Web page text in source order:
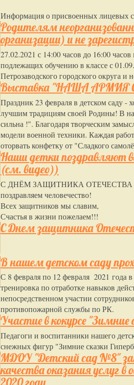
Информация о присвоенных лицевых
Родителям
организации) и не
27.02.2021 с 14:00 часов до 16:00
подлежащих обучению в классе с
Петрозаводского городского округа и
Выставка "НАША АРМИЯ
Праздник 23 февраля в детском саду -
лучшим традициям своей Родины! В
сильна !". Благодаря творческим
модели военной техники. Каждая
оторвать конфетку от "Сладкого
Наши детки поздравляют
(см. видео))
С ДНЁМ ЗАЩИТНИКА ОТЕЧЕСТВА
поздравляем человечество!
Всех защитников мы славим,
Счастья в жизни пожелаем!!!
С Днем защитника
В нашем детском саду
С 8 февраля по 12 февраля 2021 года
тренировка по отработке навыков
непосредственном участии
противопожарной службы по РК.
Участие в кокурсе "Зимние
Педагоги и воспитанники нашего
снежных фигур "Зимние сказки
МДОУ "Детский сад №8"
качества оказания услуг